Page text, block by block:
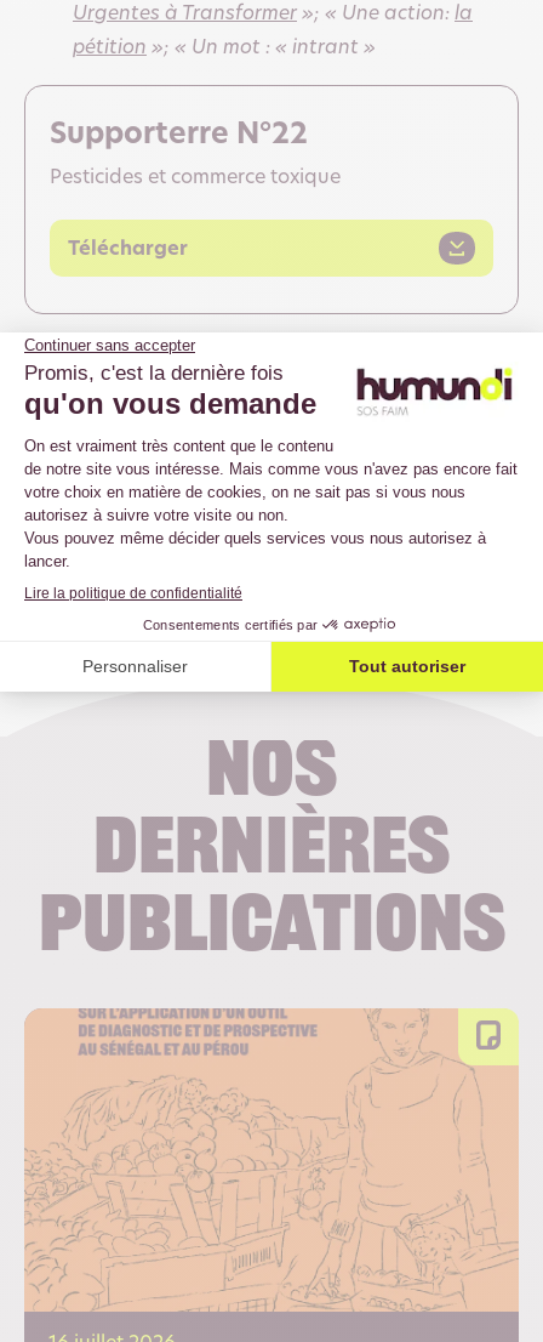
Urgentes à Transformer »; « Une action: la
pétition »; « Un mot : « intrant »
Supporterre N°22
Pesticides et commerce toxique
Télécharger
Nos
dernières
publications